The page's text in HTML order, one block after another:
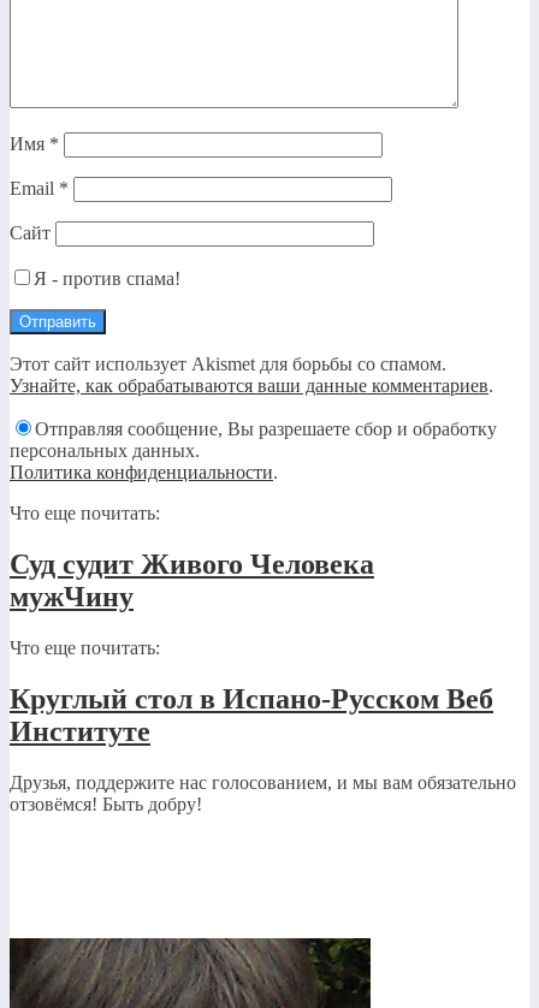
Имя *
Email *
Сайт
Я - против спама!
Этот сайт использует Akismet для борьбы со спамом.
Узнайте, как обрабатываются ваши данные комментариев.
Отправляя сообщение, Вы разрешаете сбор и обработку
персональных данных.
Политика конфиденциальности.
Что еще почитать:
Суд судит Живого Человека
мужЧину
Что еще почитать:
Круглый стол в Испано-Русском Веб
Институте
Друзья, поддержите нас голосованием, и мы вам обязательно
отзовёмся! Быть добру!